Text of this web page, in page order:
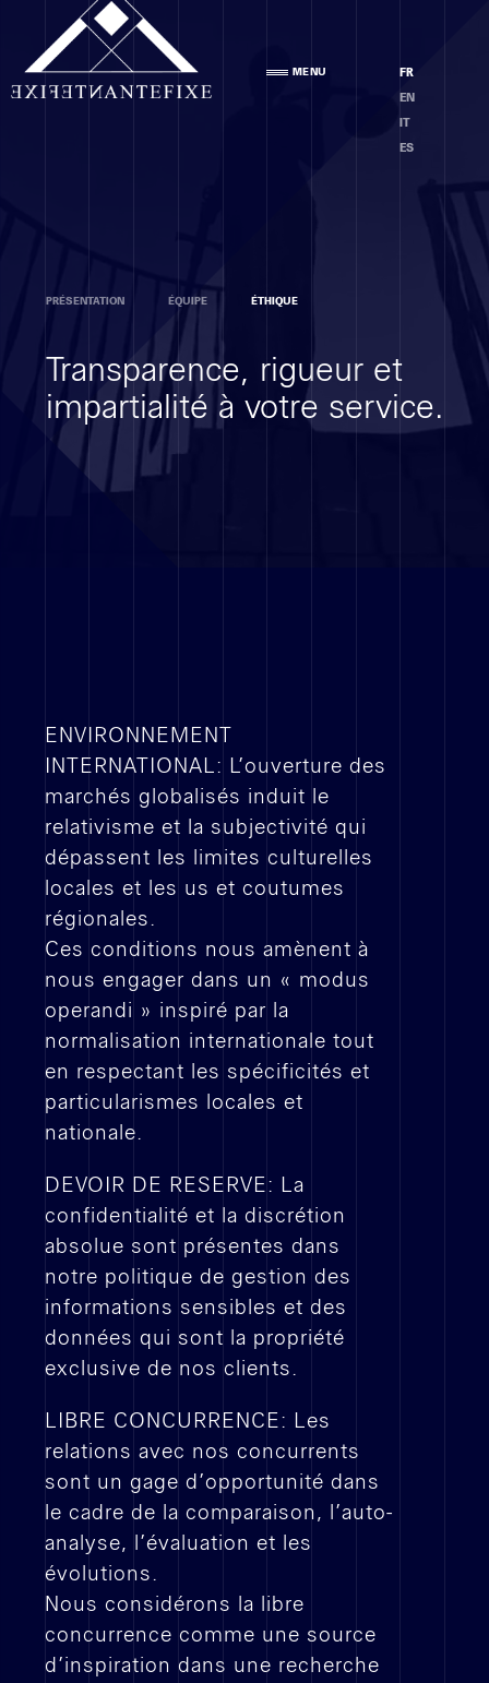
MENU
Agence
PRÉSENTATION
PROJET
EXÉCUTION
MOE
Secteur
géographique
Recrutement
JOB VACANCY
EMPLOI
TOUTES
Actualités
WORK IN PROGRESS
ACTIVITÉ D'AGENCE
NEWS
Contact
FR
EN
IT
ES
PRÉSENTATION ÉQUIPE ÉTHIQUE
Transparence, rigueur et
impartialité à votre service.
ENVIRONNEMENT
INTERNATIONAL: L’ouverture des
marchés globalisés induit le
relativisme et la subjectivité qui
dépassent les limites culturelles
locales et les us et coutumes
régionales.
Ces conditions nous amènent à
nous engager dans un « modus
operandi » inspiré par la
normalisation internationale tout
en respectant les spécificités et
particularismes locales et
nationale.
DEVOIR DE RESERVE: La
confidentialité et la discrétion
absolue sont présentes dans
notre politique de gestion des
informations sensibles et des
données qui sont la propriété
exclusive de nos clients.
LIBRE CONCURRENCE: Les
relations avec nos concurrents
sont un gage d’opportunité dans
le cadre de la comparaison, l’auto-
analyse, l’évaluation et les
évolutions.
Nous considérons la libre
concurrence comme une source
d’inspiration dans une recherche